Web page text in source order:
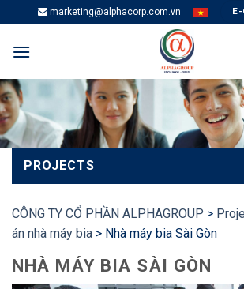
content
marketing@alphacorp.com.vn E-
PROJECTS
CÔNG TY CỔ PHẦN ALPHAGROUP >
án nhà máy bia > Nhà máy bia Sài Gòn
NHÀ MÁY BIA SÀI GÒN